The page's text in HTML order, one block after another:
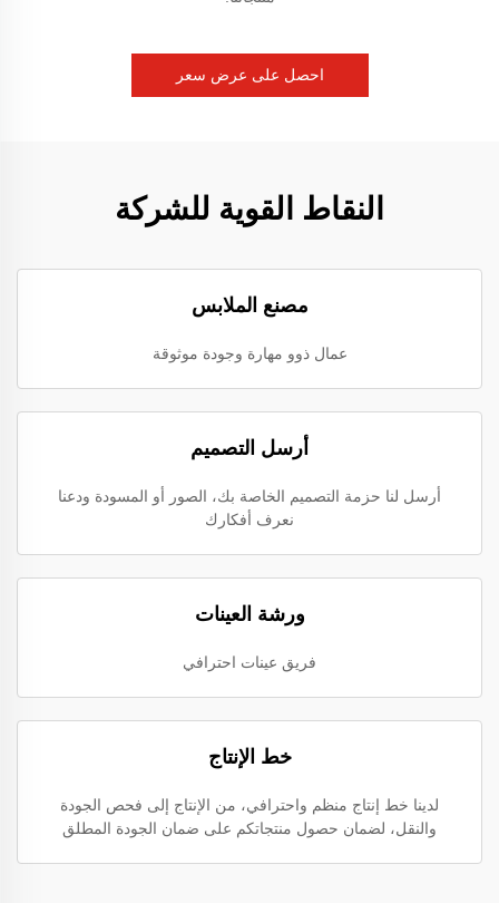
احصل على عرض سعر
النقاط القوية للشركة
مصنع الملابس
عمال ذوو مهارة وجودة موثوقة
أرسل التصميم
أرسل لنا حزمة التصميم الخاصة بك، الصور أو المسودة ودعنا
نعرف أفكارك
ورشة العينات
فريق عينات احترافي
خط الإنتاج
لدينا خط إنتاج منظم واحترافي، من الإنتاج إلى فحص الجودة
والنقل، لضمان حصول منتجاتكم على ضمان الجودة المطلق